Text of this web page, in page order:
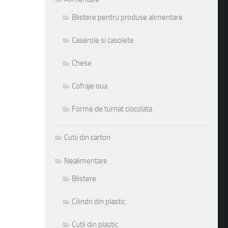
Blistere pentru produse alimentare
Caserole si casolete
Chese
Cofraje oua
Forme de turnat ciocolata
Cutii din carton
Nealimentare
Blistere
Cilindri din plastic
Cutii din plastic